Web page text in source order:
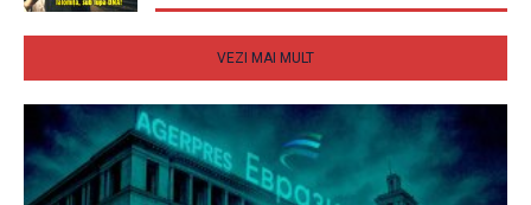
VEZI MAI MULT